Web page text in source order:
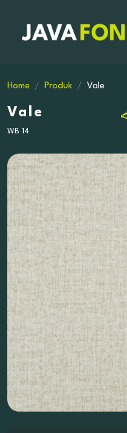
Home Produk Vale
Vale
WB 14